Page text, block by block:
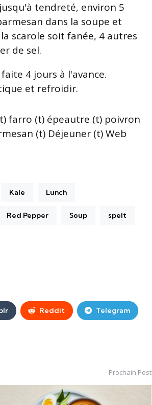
tendreté, environ 5
dans la soupe et
scarole soit fanée, 4 autres
de sel.
4 jours à l'avance.
et refroidir.
farro (t) épeautre (t) poivron
(t) Déjeuner (t) Web
Kale Lunch
Red Pepper Soup spelt
Reddit Telegram
Prochain Post